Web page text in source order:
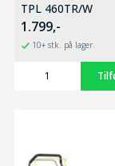
TPL 460TR/W
1.799,-
10+ stk. på lager.